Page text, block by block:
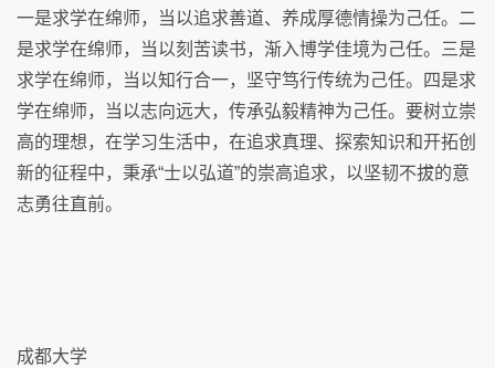
一是求学在绵师，当以追求善道、养成厚德情操为己任。二
是求学在绵师，当以刻苦读书，渐入博学佳境为己任。三是
求学在绵师，当以知行合一，坚守笃行传统为己任。四是求
学在绵师，当以志向远大，传承弘毅精神为己任。要树立崇
高的理想，在学习生活中，在追求真理、探索知识和开拓创
新的征程中，秉承“士以弘道”的崇高追求，以坚韧不拔的意
志勇往直前。
成都大学